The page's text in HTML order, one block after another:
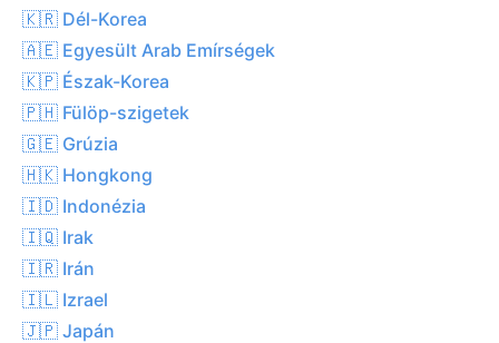
🇰🇷 Dél-Korea
🇦🇪 Egyesült Arab Emírségek
🇰🇵 Észak-Korea
🇵🇭 Fülöp-szigetek
🇬🇪 Grúzia
🇭🇰 Hongkong
🇮🇩 Indonézia
🇮🇶 Irak
🇮🇷 Irán
🇮🇱 Izrael
🇯🇵 Japán